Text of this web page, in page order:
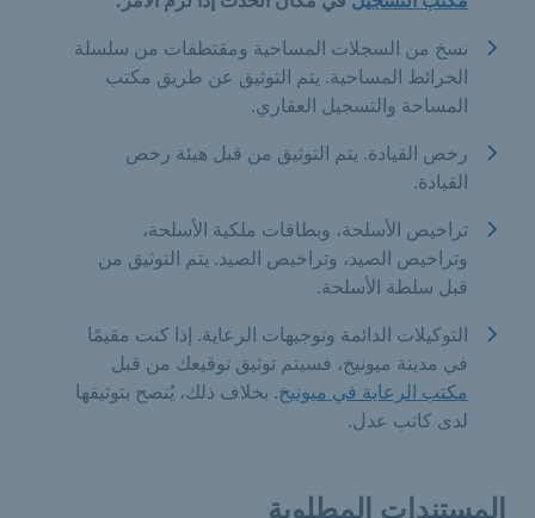
نسخ من السجلات المساحية ومقتطفات من سلسلة
الخرائط المساحية. يتم التوثيق عن طريق مكتب
المساحة والتسجيل العقاري.
رخص القيادة. يتم التوثيق من قبل هيئة رخص
القيادة.
تراخيص الأسلحة، وبطاقات ملكية الأسلحة،
وتراخيص الصيد، وتراخيص الصيد. يتم التوثيق من
قبل سلطة الأسلحة.
التوكيلات الدائمة وتوجيهات الرعاية. إذا كنت مقيمًا
في مدينة ميونيخ، فسيتم توثيق توقيعك من قبل
مكتب الرعاية في ميونيخ. بخلاف ذلك، يُنصح بتوثيقها
لدى كاتب عدل.
المستندات المطلوبة